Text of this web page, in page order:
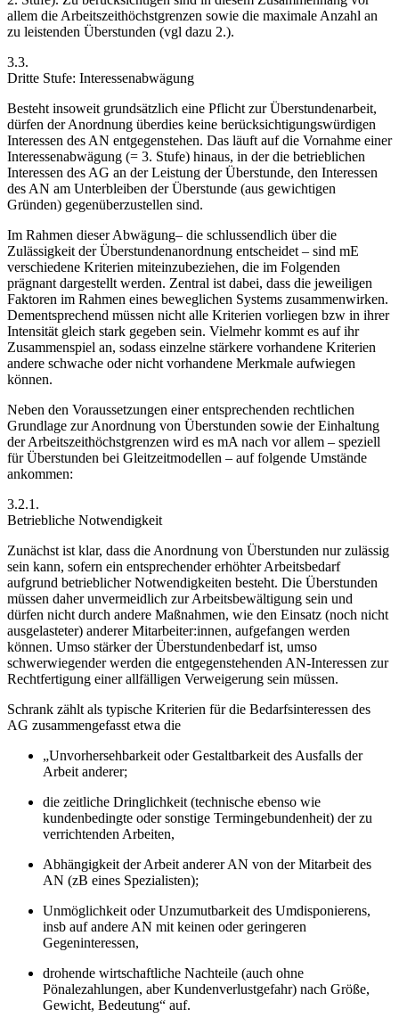
allem die Arbeitszeithöchstgrenzen sowie die maximale Anzahl an
zu leistenden Überstunden (vgl dazu 2.).
3.3.
Dritte Stufe: Interessenabwägung
Besteht insoweit grundsätzlich eine Pflicht zur Überstundenarbeit,
dürfen der Anordnung überdies keine berücksichtigungswürdigen
Interessen des AN entgegenstehen. Das läuft auf die Vornahme einer
Interessenabwägung (= 3. Stufe) hinaus, in der die betrieblichen
Interessen des AG an der Leistung der Überstunde, den Interessen
des AN am Unterbleiben der Überstunde (aus gewichtigen
Gründen) gegenüberzustellen sind.
Im Rahmen dieser Abwägung– die schlussendlich über die
Zulässigkeit der Überstundenanordnung entscheidet – sind mE
verschiedene Kriterien miteinzubeziehen, die im Folgenden
prägnant dargestellt werden. Zentral ist dabei, dass die jeweiligen
Faktoren im Rahmen eines beweglichen Systems zusammenwirken.
Dementsprechend müssen nicht alle Kriterien vorliegen bzw in ihrer
Intensität gleich stark gegeben sein. Vielmehr kommt es auf ihr
Zusammenspiel an, sodass einzelne stärkere vorhandene Kriterien
andere schwache oder nicht vorhandene Merkmale aufwiegen
können.
Neben den Voraussetzungen einer entsprechenden rechtlichen
Grundlage zur Anordnung von Überstunden sowie der Einhaltung
der Arbeitszeithöchstgrenzen wird es mA nach vor allem – speziell
für Überstunden bei Gleitzeitmodellen – auf folgende Umstände
ankommen:
3.2.1.
Betriebliche Notwendigkeit
Zunächst ist klar, dass die Anordnung von Überstunden nur zulässig
sein kann, sofern ein entsprechendererhöhter Arbeitsbedarf
aufgrund betrieblicher Notwendigkeiten besteht. Die Überstunden
müssen daher unvermeidlich zur Arbeitsbewältigung sein und
dürfen nicht durch andere Maßnahmen, wie den Einsatz (noch nicht
ausgelasteter) anderer Mitarbeiter:innen, aufgefangen werden
können. Umso stärker der Überstundenbedarf ist, umso
schwerwiegender werden die entgegenstehenden AN-Interessen zur
Rechtfertigung einer allfälligen Verweigerung sein müssen.
Schrank zählt als typische Kriterien für die Bedarfsinteressen des
AG zusammengefasst etwa die
„Unvorhersehbarkeit oder Gestaltbarkeit des Ausfalls der
Arbeit anderer;
die zeitliche Dringlichkeit (technische ebenso wie
kundenbedingte oder sonstige Termingebundenheit) der zu
verrichtenden Arbeiten,
Abhängigkeit der Arbeit anderer AN von der Mitarbeit des
AN (zB eines Spezialisten);
Unmöglichkeit oder Unzumutbarkeit des Umdisponierens,
insb auf andere AN mit keinen oder geringeren
Gegeninteressen,
drohende wirtschaftliche Nachteile (auch ohne
Pönalezahlungen, aber Kundenverlustgefahr) nach Größe,
Gewicht, Bedeutung“ auf.